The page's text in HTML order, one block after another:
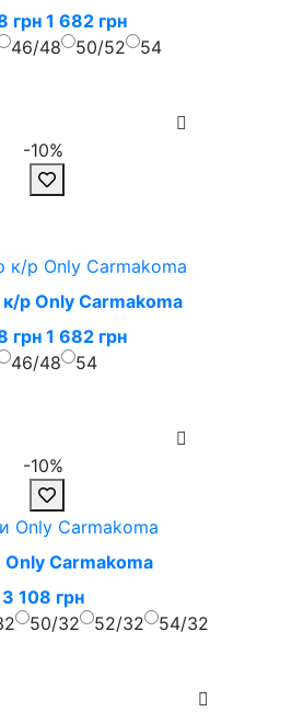
грн 1 682 грн
46/48 50/52 54
-10%
р Only Carmakoma
грн 1 682 грн
46/48
54
-10%
Carmakoma
3 108 грн
50/32 52/32 54/32